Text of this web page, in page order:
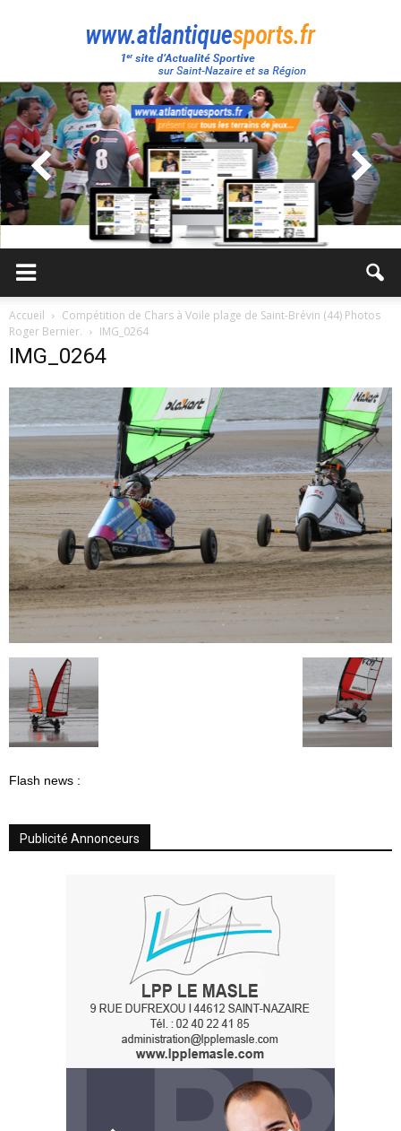
Atlantique
Sport
Accueil
Compétition de Chars à Voile plage de Saint-Brévin (44) Photos
Roger Bernier.
IMG_0264
IMG_0264
Flash news :
Publicité Annonceurs